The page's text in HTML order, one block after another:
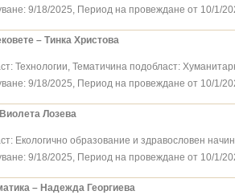
9/18/2025, Период на провеждане от 10/1/
– Тинка Христова
Технологии, Тематичина подобласт:
9/18/2025, Период на провеждане от 10/1/
Лозева
Екологично образование и здравословен
9/18/2025, Период на провеждане от 10/1/
– Надежда Георгиева